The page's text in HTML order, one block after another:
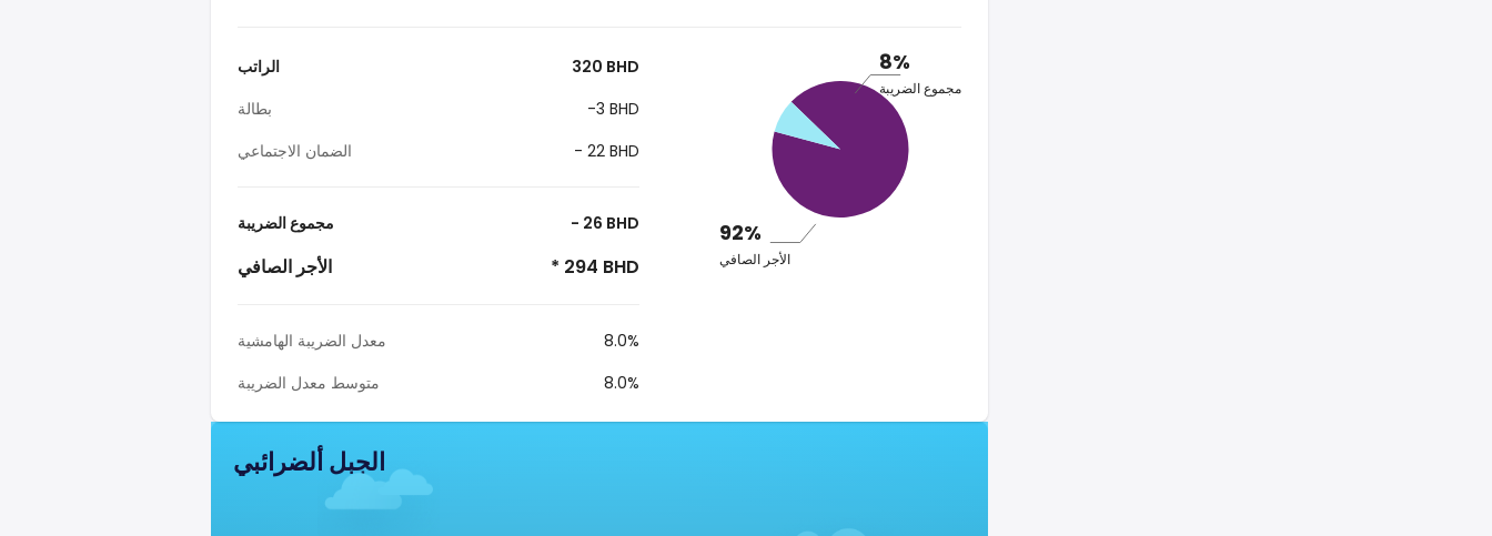
الراتب
320 BHD
بطالة
-3 BHD
الضمان الاجتماعي
- 22 BHD
مجموع الضريبة - 26 BHD
الأجر الصافي * 294 BHD
معدل الضريبة الهامشية
8.0%
متوسط معدل الضريبة
8.0%
8%
مجموع الضريبة
92%
الأجر الصافي
الجبل ألضرائبي